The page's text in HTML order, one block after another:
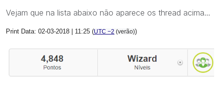
Vejam que na lista abaixo não aparece os thread acima...
Print Data: 02-03-2018 | 11:25 (UTC −2 (verão))